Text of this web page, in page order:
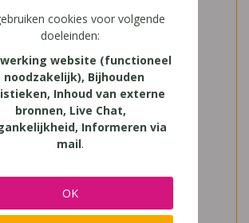
cookies voor volgende
doeleinden:
website (functioneel
noodzakelijk), Bijhouden
Inhoud van externe
bronnen, Live Chat,
Informeren via
mail.
OK